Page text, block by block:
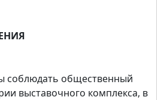
соблюдать общественный
выставочного комплекса, в